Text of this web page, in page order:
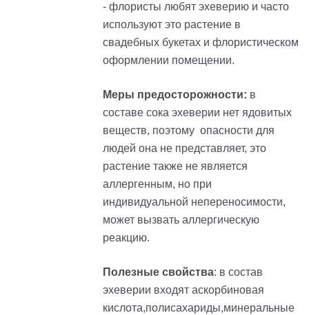
- флористы любят эхеверию и часто
используют это растение в
свадебных букетах и флористическом
оформлении помещении.
Меры предосторожности: в
составе сока эхеверии нет ядовитых
веществ, поэтому опасности для
людей она не представляет, это
растение также не является
аллергенным, но при
индивидуальной непереносимости,
может вызвать аллергическую
реакцию.
Полезные свойства: в состав
эхеверии входят аскорбиновая
кислота,полисахариды,минеральные